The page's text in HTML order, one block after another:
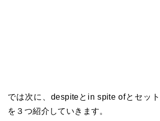
では次に、despiteとin spite ofとセッ
を３つ紹介していきます。